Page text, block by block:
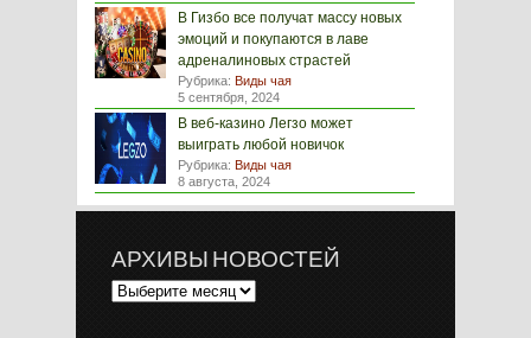
В Гизбо все получат массу новых
эмоций и покупаются в лаве
адреналиновых страстей
Рубрика: Виды чая
5 сентября, 2024
В веб-казино Легзо может
выиграть любой новичок
Рубрика: Виды чая
8 августа, 2024
АРХИВЫ НОВОСТЕЙ